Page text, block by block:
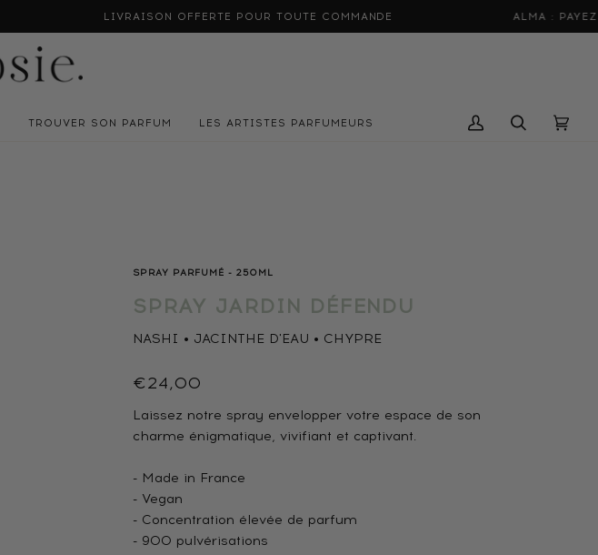
LIVRAISON OFFERTE POUR TOUTE COMMANDE ALMA : PAYEZ EN 3X SANS
TROUVER SON PARFUM LES ARTISTES PARFUMEURS
Mon
Recherche
Panier
SPRAY PARFUMÉ - 250ML
SPRAY JARDIN DÉFENDU
NASHI • JACINTHE D'EAU • CHYPRE
€24,00
Laissez notre spray envelopper votre espace de son
charme énigmatique, vivifiant et captivant.
- Made in France
- Vegan
- Concentration élevée de parfum
- 900 pulvérisations